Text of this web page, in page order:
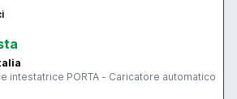
intestatrice PORTA - Caricatore automatico